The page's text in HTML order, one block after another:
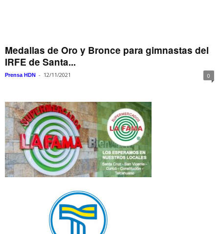
Medallas de Oro y Bronce para gimnastas del
IRFE de Santa...
Prensa HDN - 12/11/2021 0